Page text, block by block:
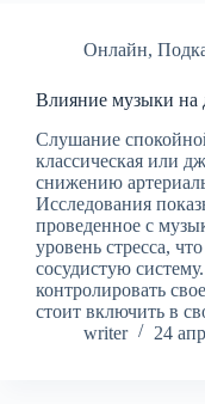
Онлайн,
Влияние музыки на
Слушание
классическая или
снижению
Исследования
проведенное с
уровень стресса,
сосудистую
контролировать
стоит включить в
writer
24